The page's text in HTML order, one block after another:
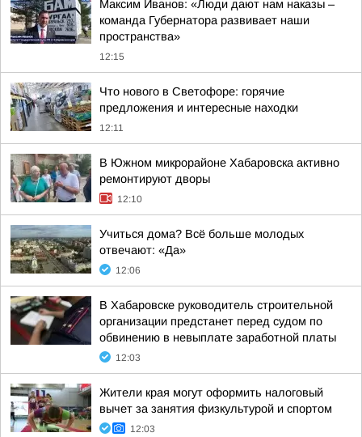
Максим Иванов: «Люди дают нам наказы –
команда Губернатора развивает наши
пространства»
12:15
Что нового в Светофоре: горячие
предложения и интересные находки
12:11
В Южном микрорайоне Хабаровска активно
ремонтируют дворы
12:10
Учиться дома? Всё больше молодых
отвечают: «Да»
12:06
В Хабаровске руководитель строительной
организации предстанет перед судом по
обвинению в невыплате заработной платы
12:03
Жители края могут оформить налоговый
вычет за занятия физкультурой и спортом
12:03